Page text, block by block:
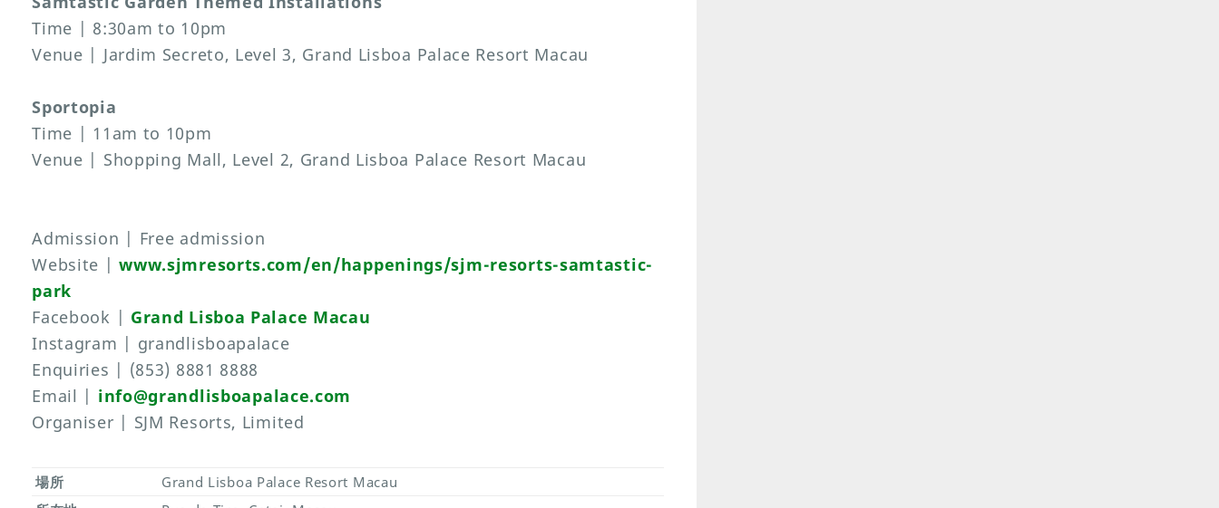
Time | 8:30am to 10pm
Venue | Jardim Secreto, Level 3, Grand Lisboa Palace Resort Macau
Sportopia
Time | 11am to 10pm
Venue | Shopping Mall, Level 2, Grand Lisboa Palace Resort Macau
Admission | Free admission
Website |www.sjmresorts.com/en/happenings/sjm-resorts-samtastic-
park
Facebook | Grand Lisboa Palace Macau
Instagram | grandlisboapalace
Enquiries | (853) 8881 8888
Email | info@grandlisboapalace.com
Organiser | SJM Resorts, Limited
場所
Grand Lisboa Palace Resort Macau